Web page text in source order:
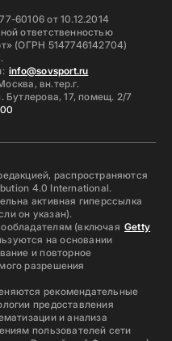
60106 от 10.12.2014
ответственностью
(ОГРН 5147746142704)
info@sovsport.ru
вн.тер.г.
Бутлерова, 17, помещ. 2/7
распространяются
4.0 International.
активная гиперссылка
он указан).
(включая Getty
на основании
и повторное
разрешения
рекомендательные
предоставления
и анализа
пользователей сети